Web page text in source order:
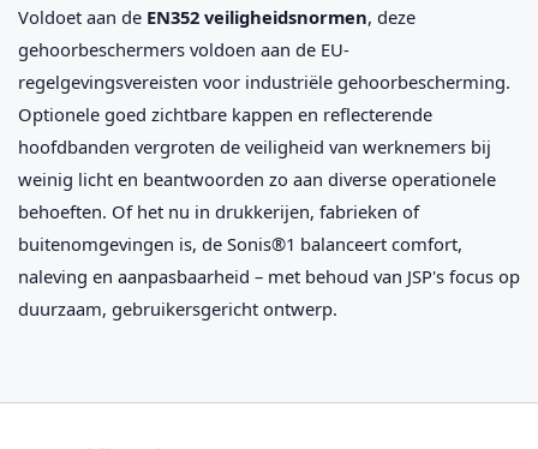
Voldoet aan de EN352 veiligheidsnormen, deze
gehoorbeschermers voldoen aan de EU-
regelgevingsvereisten voor industriële gehoorbescherming.
Optionele goed zichtbare kappen en reflecterende
hoofdbanden vergroten de veiligheid van werknemers bij
weinig licht en beantwoorden zo aan diverse operationele
behoeften. Of het nu in drukkerijen, fabrieken of
buitenomgevingen is, de Sonis®1 balanceert comfort,
naleving en aanpasbaarheid – met behoud van JSP's focus op
duurzaam, gebruikersgericht ontwerp.